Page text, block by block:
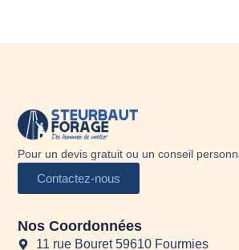
Pour un devis gratuit ou un conseil
Contactez-nous
Nos Coordonnées
11 rue Bouret 59610 Fourmies